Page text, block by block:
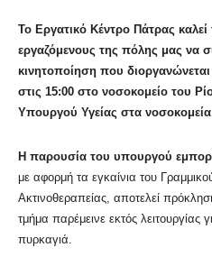
Το Εργατικό Kέντρο Πάτρας
εργαζόμενους της πόλης μας να
κινητοποίηση που
στις 15:00 στο νοσοκομείο του
Υπουργού Υγείας στα
Η παρουσία του υπουργού
με αφορμή τα εγκαίνια του
Ακτινοθεραπείας, αποτελεί
τμήμα παρέμεινε εκτός λειτουργίας
πυρκαγιά.